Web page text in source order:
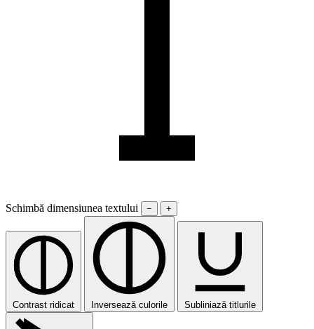
Schimbă dimensiunea textului − +
Contrast ridicat Inversează culorile Subliniază titlurile